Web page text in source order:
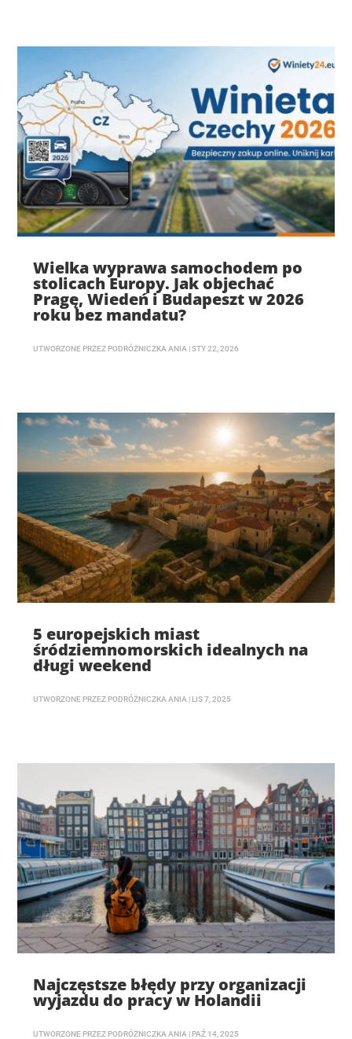
Wielka wyprawa samochodem po
stolicach Europy. Jak objechać
Pragę, Wiedeń i Budapeszt w 2026
roku bez mandatu?
UTWORZONE PRZEZ PODRÓŻNICZKA ANIA |STY 22, 2026
5 europejskich miast
śródziemnomorskich idealnych na
długi weekend
UTWORZONE PRZEZ PODRÓŻNICZKA ANIA | LIS 7, 2025
Najczęstsze błędy przy organizacji
wyjazdu do pracy w Holandii
UTWORZONE PRZEZ PODRÓŻNICZKA ANIA | PAŹ 14, 2025